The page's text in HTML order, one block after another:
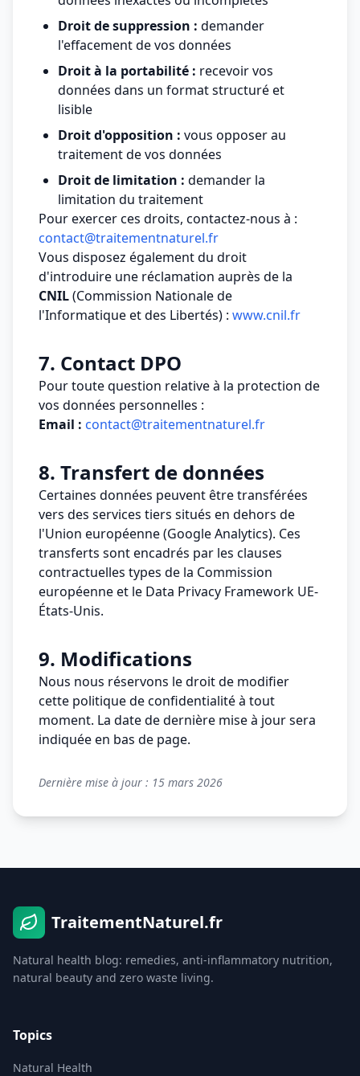
Droit de suppression : demander
l'effacement de vos données
Droit à la portabilité : recevoir vos
données dans un format structuré et
lisible
Droit d'opposition : vous opposer au
traitement de vos données
Droit de limitation : demander la
limitation du traitement
Pour exercer ces droits, contactez-nous à :
contact@traitementnaturel.fr
Vous disposez également du droit
d'introduire une réclamation auprès de la
CNIL(Commission Nationale de
l'Informatique et des Libertés) : www.cnil.fr
7. Contact DPO
Pour toute question relative à la protection de
vos données personnelles :
Email : contact@traitementnaturel.fr
8. Transfert de données
Certaines données peuvent être transférées
vers des services tiers situés en dehors de
l'Union européenne (Google Analytics). Ces
transferts sont encadrés par les clauses
contractuelles types de la Commission
européenne et le Data Privacy Framework UE-
États-Unis.
9. Modifications
Nous nous réservons le droit de modifier
cette politique de confidentialité à tout
moment. La date de dernière mise à jour sera
indiquée en bas de page.
Dernière mise à jour : 15 mars 2026
TraitementNaturel.fr
Natural health blog: remedies, anti-inflammatory nutrition,
natural beauty and zero waste living.
Topics
Natural Health